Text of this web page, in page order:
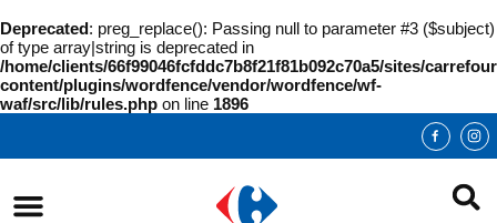
Deprecated: preg_replace(): Passing null to parameter #3 ($subject)
of type array|string is deprecated in
/home/clients/66f99046fcfddc7b8f21f81b092c70a5/sites/
content/plugins/wordfence/vendor/wordfence/wf-
waf/src/lib/rules.php on line 1896